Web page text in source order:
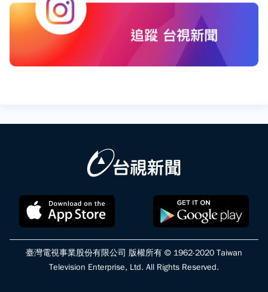
臺灣電視事業股份有限公司 版權所有 © 1962-2020 Taiwan
Television Enterprise, Ltd. All Rights Reserved.